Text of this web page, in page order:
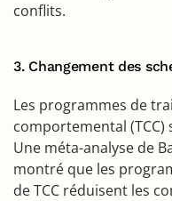
conflits.
3. Changement des
Les programmes de
comportemental
Une méta-analyse de
montré que les
de TCC réduisent les